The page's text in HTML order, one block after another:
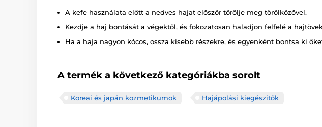
A kefe használata előtt a nedves hajat először törölje meg törölközővel.
Kezdje a haj bontását a végektől, és fokozatosan haladjon felfelé a
Ha a haja nagyon kócos, ossza kisebb részekre, és egyenként bontsa ki
A termék a következő kategóriákba sorolt
Koreai és japán kozmetikumok Hajápolási kiegészítők